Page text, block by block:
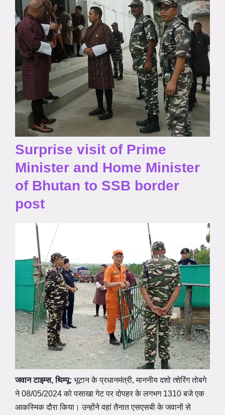
Surprise visit of Prime
Minister and Home Minister
of Bhutan to SSB border
post
जवान टाइम्स, थिम्पू: भूटान के प्रधानमंत्री, माननीय दशो त्शेरिंग तोबगे
ने 08/05/2024 को पसाखा गेट पर दोपहर के लगभग 1310 बजे एक
आकस्मिक दौरा किया। उन्होंने वहां तैनात एसएसबी के जवानों से